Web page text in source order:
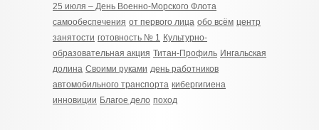
25 июля – День Военно-Морского Флота
самообеспечения от первого лица обо всём центр
занятости готовность № 1 Культурно-
образовательная акция Титан-Профиль Ингальская
долина Своими руками день работников
автомобильного транспорта кибергигиена
инновиции Благое дело поход